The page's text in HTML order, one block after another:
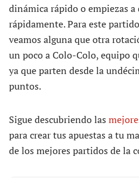
dinámica rápido o empiezas a
rápidamente. Para este
veamos alguna que otra
un poco a Colo-Colo, equipo
ya que parten desde la
puntos.
Sigue descubriendo las
para crear tus apuestas a tu
de los mejores partidos de la